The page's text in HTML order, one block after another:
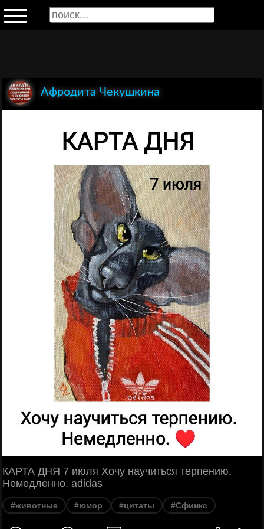
Афродита Чекушкина
КАРТА ДНЯ 7 июля Хочу научиться терпению.
Немедленно. adidas
#животные #юмор #цитаты #Сфинкс